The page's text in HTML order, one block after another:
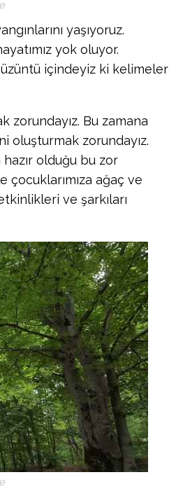
yaşıyoruz.
yok oluyor.
üzüntü içindeyiz ki kelimeler
zorundayız. Bu zamana
oluşturmak zorundayız.
olduğu bu zor
ağaç ve
ve şarkıları